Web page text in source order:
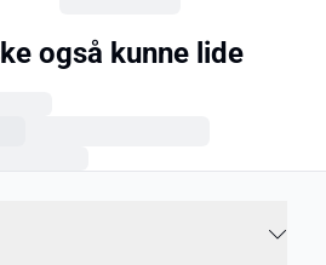
også kunne lide